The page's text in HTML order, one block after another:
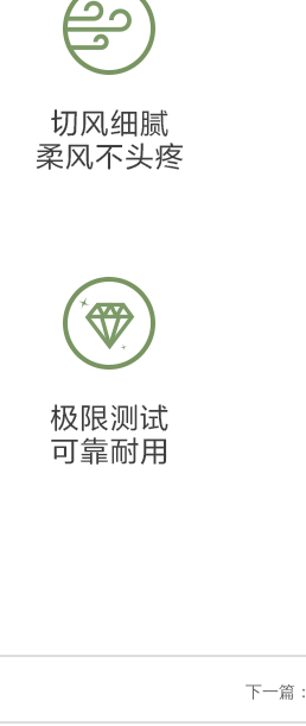
下一篇：